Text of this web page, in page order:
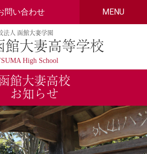
法人 函館大妻学園
館大妻高等学校
High School
問い合わせ MENU
館大妻高校
お知らせ